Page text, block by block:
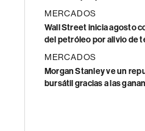
MERCADOS
Wall Street inicia agosto
del petróleo por alivio de
MERCADOS
Morgan Stanley ve un
bursátil gracias a las